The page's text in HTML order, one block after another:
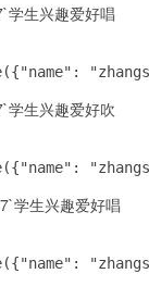
学生兴趣爱好唱
生兴趣爱好吹
学生兴趣爱好唱